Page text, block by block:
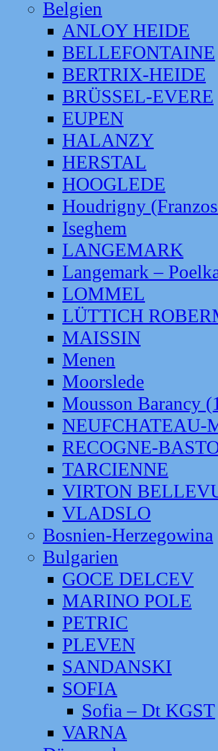
Belgien
ANLOY HEIDE
BELLEFONTAINE
BERTRIX-HEIDE
BRÜSSEL-EVERE
EUPEN
HALANZY
HERSTAL
HOOGLEDE
Houdrigny
Iseghem
LANGEMARK
Langemark –
LOMMEL
LÜTTICH
MAISSIN
Menen
Moorslede
Mousson Barancy
NEUFCHATEAU-
RECOGNE-
TARCIENNE
VIRTON
VLADSLO
Bosnien-Herzegowina
Bulgarien
GOCE DELCEV
MARINO POLE
PETRIC
PLEVEN
SANDANSKI
SOFIA
Sofia – Dt KGST
VARNA